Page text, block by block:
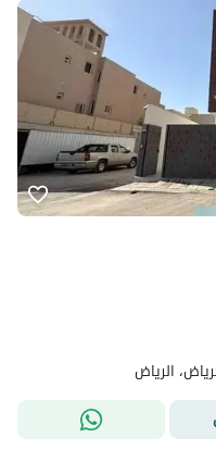
الرياض